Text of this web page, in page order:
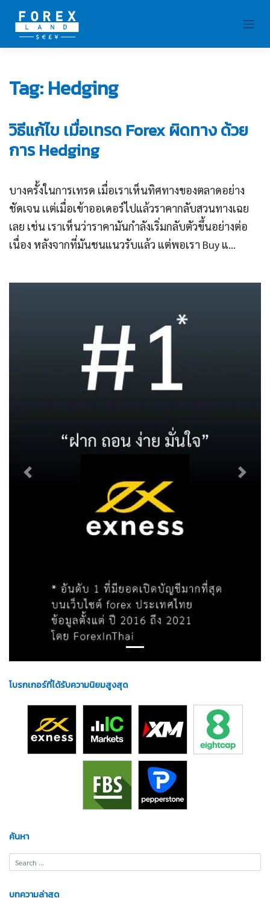
content
Tag:Hedging
วิธีแก้ไข เมื่อเทรด Forex ผิดทาง ด้วย
การ Hedging
บางครั้งในการเทรด เมื่อเราเห็นทิศทางของตลาดอย่าง
ชัดเจน เเต่เมื่อเข้าออเดอร์ไปแล้วราคากลับสวนทางเฉย
เลย เช่น เราเห็นว่าราคามันกำลังเริ่มกลับตัวขึ้นอย่างต่อ
เนื่อง หลังจากที่มันชนแนวรับแล้ว แต่พอเรา Buy แ...
Previous Next
โบรกเกอร์ที่ได้รับความนิยมสูงสุด
ค้นหา
บทความล่าสุด